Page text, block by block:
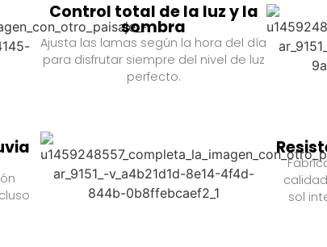
Control total de la luz y la
sombra
Ajusta las lamas según la hora del día
para disfrutar siempre del nivel de luz
perfecto.
sol